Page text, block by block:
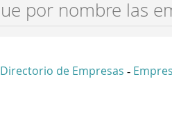
Directorio de Empresas -